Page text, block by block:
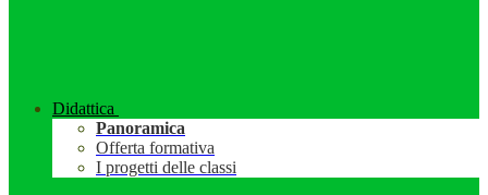
Didattica
Panoramica
Offerta formativa
I progetti delle classi